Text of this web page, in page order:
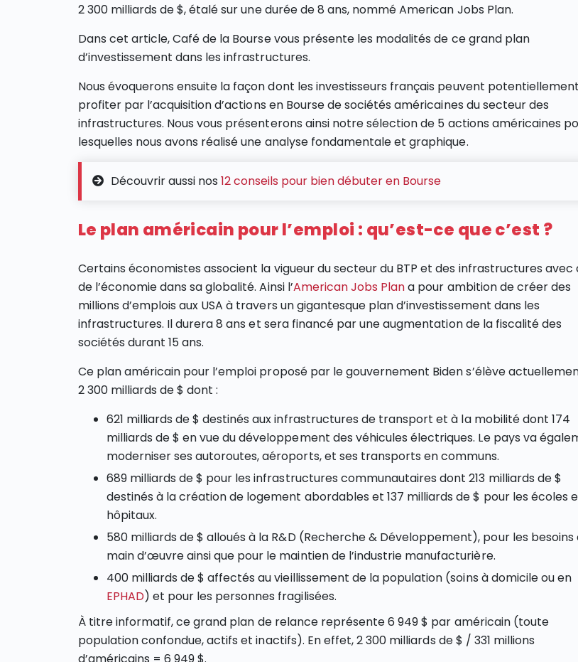
2 300 milliards de $, étalé sur une durée de 8 ans, nommé American Jobs Plan.
Dans cet article, Café de la Bourse vous présente les modalités de ce grand plan
d’investissement dans les infrastructures.
Nous évoquerons ensuite la façon dont les investisseurs français peuvent
profiter par l’acquisition d’actions en Bourse de sociétés américaines du secteur des
infrastructures. Nous vous présenterons ainsi notre sélection de 5 actions américaines
lesquelles nous avons réalisé une analyse fondamentale et graphique.
Découvrir aussi nos 12 conseils pour bien débuter en Bourse
Le plan américain pour l’emploi : qu’est-ce que c’est ?
Certains économistes associent la vigueur du secteur du BTP et des infrastructures avec
de l’économie dans sa globalité. Ainsi l’American Jobs Plana pour ambition de créer des
millions d’emplois aux USA à travers un gigantesque plan d’investissement dans les
infrastructures. Il durera 8 ans et sera financé par une augmentation de la fiscalité des
sociétés durant 15 ans.
Ce plan américain pour l’emploi proposé par le gouvernement Biden s’élève
2 300 milliards de $ dont :
621 milliards de $ destinés aux infrastructures de transport et à la mobilité dont 174
milliards de $ en vue du développement des véhicules électriques. Le pays va
moderniser ses autoroutes, aéroports, et ses transports en communs.
689 milliards de $ pour les infrastructures communautaires dont 213 milliards de $
destinés à la création de logement abordables et 137 milliards de $ pour les écoles
hôpitaux.
580 milliards de $ alloués à la R&D (Recherche & Développement), pour les besoins
main d’œuvre ainsi que pour le maintien de l’industrie manufacturière.
400 milliards de $ affectés au vieillissement de la population (soins à domicile ou en
EPHAD) et pour les personnes fragilisées.
À titre informatif, ce grand plan de relance représente 6 949 $ par américain (toute
population confondue, actifs et inactifs). En effet, 2 300 milliards de $ / 331 millions
d’américains = 6 949 $.